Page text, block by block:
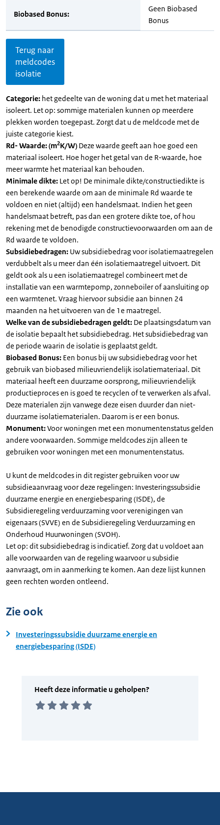
Biobased Bonus:
Geen Biobased
Bonus
Terug naar
meldcodes
isolatie
Categorie: het gedeelte van de woning dat u met het materiaal
isoleert. Let op: sommige materialen kunnen op meerdere
plekken worden toegepast. Zorgt dat u de meldcode met de
juiste categorie kiest.
Rd- Waarde: (m2K/W) Deze waarde geeft aan hoe goed een
materiaal isoleert. Hoe hoger het getal van de R-waarde, hoe
meer warmte het materiaal kan behouden.
Minimale dikte: Let op! De minimale dikte/constructiedikte is
een berekende waarde om aan de minimale Rd waarde te
voldoen en niet (altijd) een handelsmaat. Indien het geen
handelsmaat betreft, pas dan een grotere dikte toe, of hou
rekening met de benodigde constructievoorwaarden om aan de
Rd waarde te voldoen.
Subsidiebedragen: Uw subsidiebedrag voor isolatiemaatregelen
verdubbelt als u meer dan één isolatiemaatregel uitvoert. Dit
geldt ook als u een isolatiemaatregel combineert met de
installatie van een warmtepomp, zonneboiler of aansluiting op
een warmtenet. Vraag hiervoor subsidie aan binnen 24
maanden na het uitvoeren van de 1e maatregel.
Welke van de subsidiebedragen geldt: De plaatsingsdatum van
de isolatie bepaalt het subsidiebedrag. Het subsidiebedrag van
de periode waarin de isolatie is geplaatst geldt.
Biobased Bonus: Een bonus bij uw subsidiebedrag voor het
gebruik van biobased milieuvriendelijk isolatiemateriaal. Dit
materiaal heeft een duurzame oorsprong, milieuvriendelijk
productieproces en is goed te recyclen of te verwerken als afval.
Deze materialen zijn vanwege deze eisen duurder dan niet-
duurzame isolatiematerialen. Daarom is er een bonus.
Monument:Voor woningen met een monumentenstatus gelden
andere voorwaarden. Sommige meldcodes zijn alleen te
gebruiken voor woningen met een monumentenstatus.
U kunt de meldcodes in dit register gebruiken voor uw
subsidieaanvraag voor deze regelingen: Investeringssubsidie
duurzame energie en energiebesparing (ISDE), de
Subsidieregeling verduurzaming voor verenigingen van
eigenaars (SVVE) en de Subsidieregeling Verduurzaming en
Onderhoud Huurwoningen (SVOH).
Let op: dit subsidiebedrag is indicatief. Zorg dat u voldoet aan
alle voorwaarden van de regeling waarvoor u subsidie
aanvraagt, om in aanmerking te komen. Aan deze lijst kunnen
geen rechten worden ontleend.
Zie ook
Investeringssubsidie duurzame energie en
energiebesparing (ISDE)